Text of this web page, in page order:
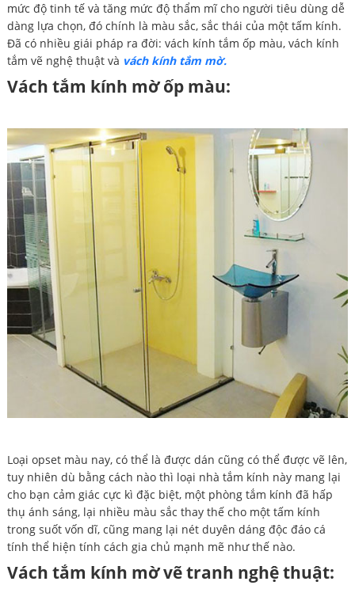
mức độ tinh tế và tăng mức độ thẩm mĩ cho người tiêu dùng dễ
dàng lựa chọn, đó chính là màu sắc, sắc thái của một tấm kính.
Đã có nhiều giái pháp ra đời: vách kính tắm ốp màu, vách kính
tắm vẽ nghệ thuật và vách kính tắm mờ.
Vách tắm kính mờ ốp màu:
Loại opset màu nay, có thể là được dán cũng có thể được vẽ lên,
tuy nhiên dù bằng cách nào thì loại nhà tắm kính này mang lại
cho bạn cảm giác cực kì đặc biệt, một phòng tắm kính đã hấp
thụ ánh sáng, lại nhiều màu sắc thay thế cho một tấm kính
trong suốt vốn dĩ, cũng mang lại nét duyên dáng độc đáo cá
tính thể hiện tính cách gia chủ mạnh mẽ như thế nào.
Vách tắm kính mờ vẽ tranh nghệ thuật: